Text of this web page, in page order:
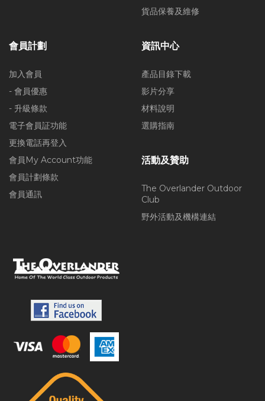
貨品保養及維修
會員計劃
加入會員
- 會員優惠
- 升級條款
電子會員証功能
更換電話再登入
會員My Account功能
會員計劃條款
會員通訊
資訊中心
產品目錄下載
影片分享
材料說明
選購指南
活動及贊助
The Overlander Outdoor
Club
野外活動及機構連結